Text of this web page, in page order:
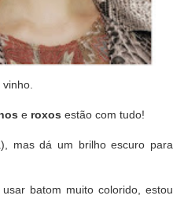
e roxos estão com tudo!
mas dá um brilho escuro para
batom muito colorido, estou